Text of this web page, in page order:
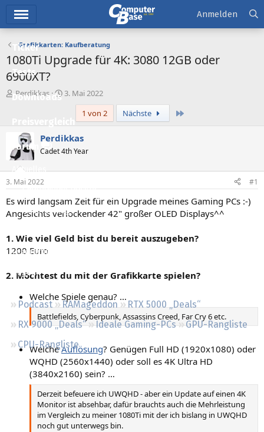
Ticker
Tests
Downloads
Forum
Aktuelles
Empfohlene Inhalte
Neue Beiträge
Leserartikel
Regeln
Podcast RAMageddon
RTX 5000 „Deals“
RX 9000 „Deals“
Ideale Gaming-PCs
GPU-Rangliste
CPU-Rangliste
Anmelden
Grafikkarten: Kaufberatung
1080Ti Upgrade für 4K: 3080 12GB oder
6900XT?
E
t
e
l
l
e
r
Perdikkas
E
t
e
l
m
3. Mai 2022
1 von 2
Nächste
Perdikkas
Cadet 4th Year
3. Mai 2022 #1
Es wird langsam Zeit für ein Upgrade meines Gaming PCs :-)
Angesichts verlockender 42" großer OLED Displays^^
1. Wie viel Geld bist du bereit auszugeben?
1200 Euro
2. Möchtest du mit der Grafikkarte spielen?
Welche Spiele genau? …
Battlefields, Cyberpunk, Assassins Creed, Far Cry 6 etc.
WelcheAuflösung? Genügen Full HD (1920x1080) oder
WQHD (2560x1440) oder soll es 4K Ultra HD
(3840x2160) sein? …
Derzeit befeuere ich UWQHD - aber ein Update auf einen 4K
Monitor ist absehbar, dafür brauchts auch die Mehrleistung
im Vergleich zu meiner 1080Ti mit der ich bislang in UWQHD
noch gut unterwegs bin.